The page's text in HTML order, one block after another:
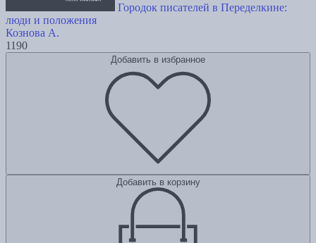
Городок писателей в Переделкине:
люди и положения
Кознова А.
1190
Добавить в избранное
Добавить в корзину